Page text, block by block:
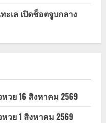
ะเล เปิดช็อตจูบกลาง
วย 16 สิงหาคม 2569
วย 1 สิงหาคม 2569